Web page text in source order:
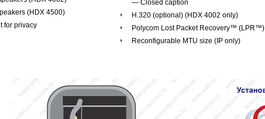
(HDX 4500)
for privacy
— Closed caption
H.320 (optional) (HDX 4002 only)
Polycom Lost Packet Recovery™ (LPR™)
Reconfigurable MTU size (IP only)